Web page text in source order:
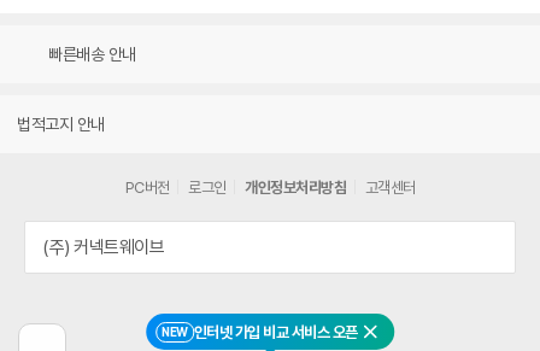
NEW 인터넷 가입 비교 서비스 오픈 닫기
빠른배송 안내
법적고지 안내
PC버전 로그인 개인정보처리방침 고객센터
(주) 커넥트웨이브